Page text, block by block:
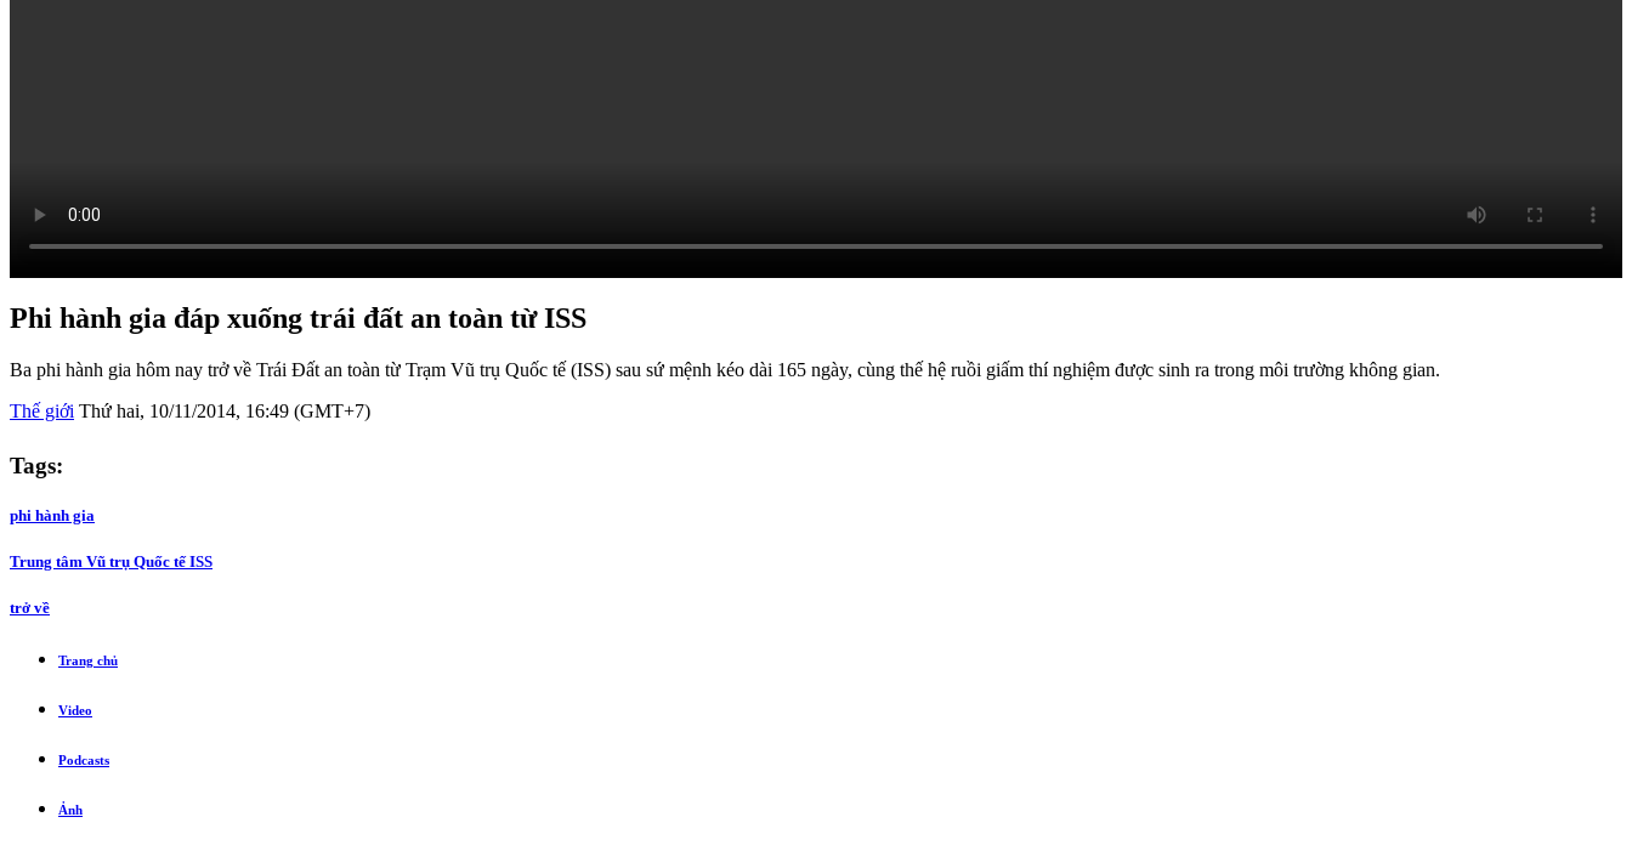
Phi hành gia đáp xuống trái đất an toàn từ ISS
Ba phi hành gia hôm nay trở về Trái Đất an toàn từ Trạm Vũ trụ Quốc tế (ISS) sau sứ mệnh kéo dài 165 ngày, cùng thế hệ ruồi giấm thí nghiệm được sinh ra trong môi trường không gian.
Thế giới Thứ hai, 10/11/2014, 16:49 (GMT+7)
Tags:
phi hành gia
Trung tâm Vũ trụ Quốc tế ISS
trở về
Trang chủ
Video
Podcasts
Ảnh